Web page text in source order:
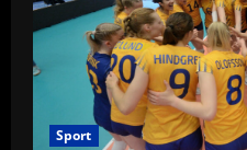
a
t
Sport